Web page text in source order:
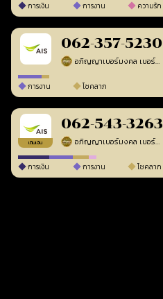
การเงิน การงาน ความรัก
062-357-5230
อภิญญาเบอร์มงคล เบอร์สวยเลขศาสตร์
การงาน โชคลาภ
เติมเงิน
062-543-3263
อภิญญาเบอร์มงคล เบอร์สวยเลขศาสตร์
การเงิน การงาน โชคลาภ